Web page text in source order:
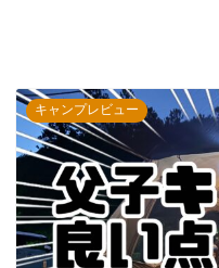
キャンプレビュー